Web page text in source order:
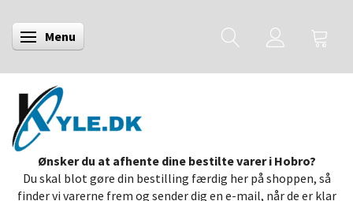
Skifte navigation
Menu
Ønsker du at afhente dine bestilte varer i Hobro?
Du skal blot gøre din bestilling færdig her på shoppen, så
finder vi varerne frem og sender dig en e-mail, når de er klar